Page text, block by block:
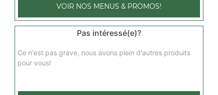
VOIR NOS MENUS & PROMOS!
Pas intéressé(e)?
Ce n'est pas grave, nous avons plein d'autres produits
pour vous!